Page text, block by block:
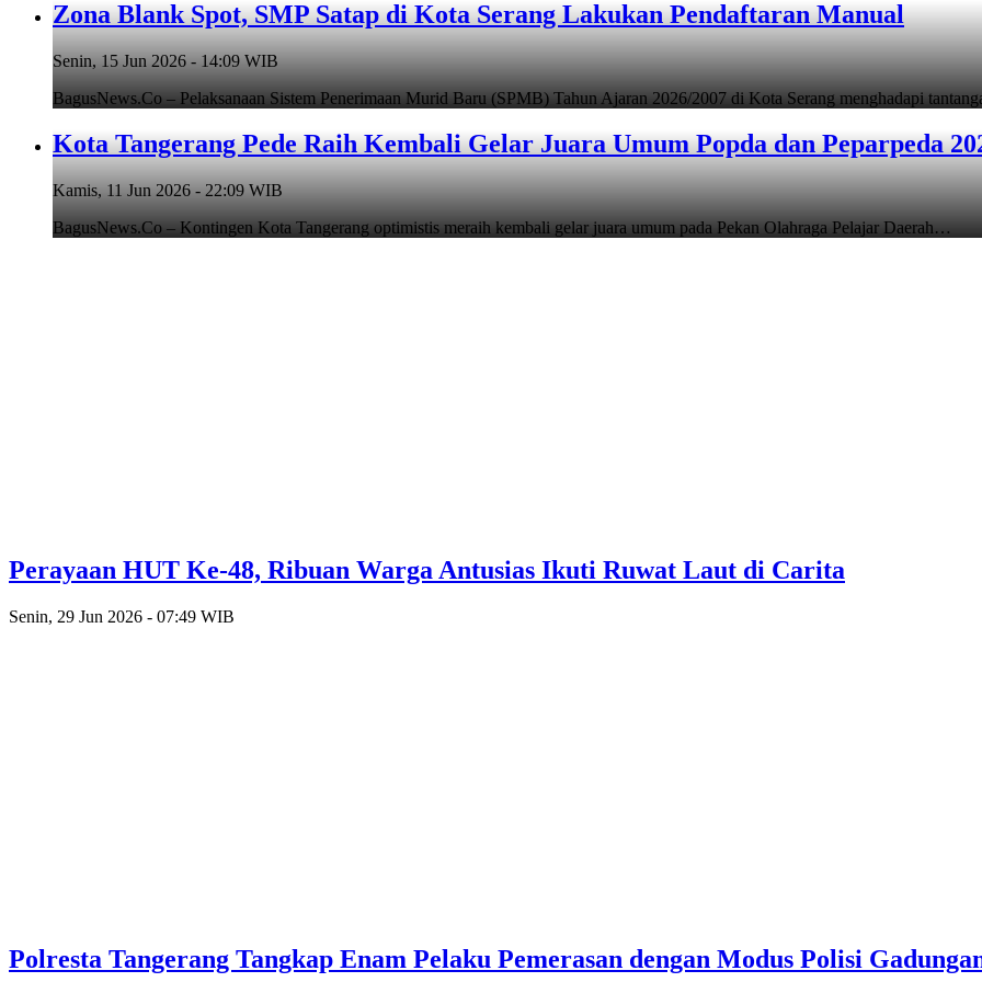
Zona Blank Spot, SMP Satap di Kota Serang Lakukan Pendaftaran Manual
Senin, 15 Jun 2026 - 14:09 WIB
BagusNews.Co – Pelaksanaan Sistem Penerimaan Murid Baru (SPMB) Tahun Ajaran 2026/2007 di Kota Serang menghadapi
Kota Tangerang Pede Raih Kembali Gelar Juara Umum Popda dan Peparpeda
Kamis, 11 Jun 2026 - 22:09 WIB
BagusNews.Co – Kontingen Kota Tangerang optimistis meraih kembali gelar juara umum pada Pekan Olahraga Pelajar Daerah…
Perayaan HUT Ke-48, Ribuan Warga Antusias Ikuti Ruwat Laut di Carita
Senin, 29 Jun 2026 - 07:49 WIB
Polresta Tangerang Tangkap Enam Pelaku Pemerasan dengan Modus Polisi